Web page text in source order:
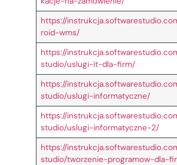
https://
roid-wms/
https://
studio/uslugi-it-dla-firm/
https://
studio/uslugi-informatyczne/
https://
studio/uslugi-informatyczne-2/
https://
studio/tworzenie-programow-dla-